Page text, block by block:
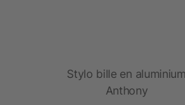
Stylo bille en aluminium
Anthony